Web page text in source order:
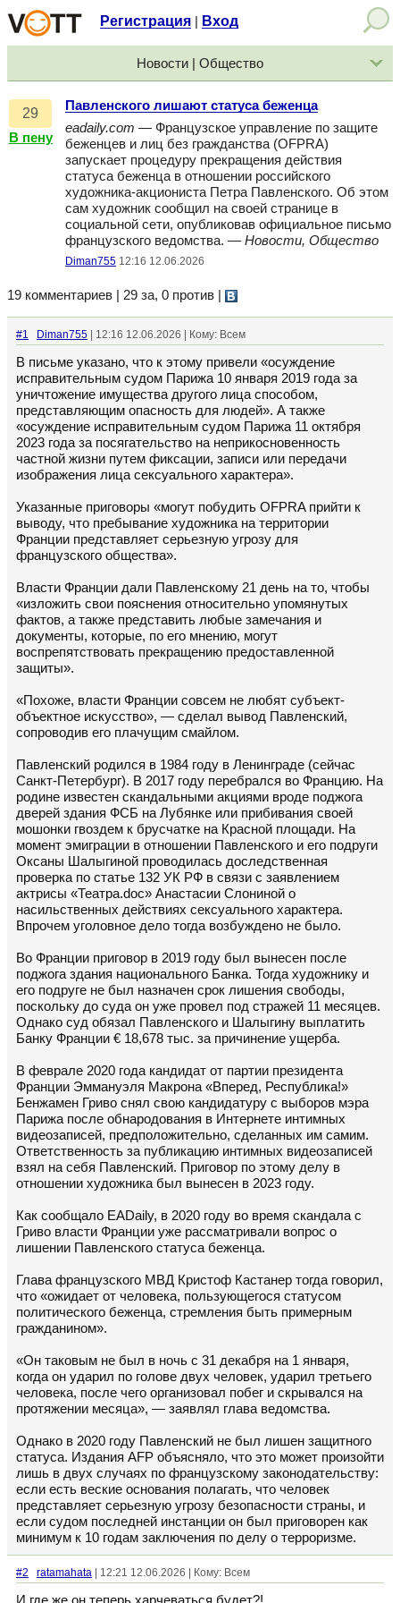
Регистрация Вход
Новости | Общество
29
В пену
Павленского лишают статуса беженца
eadaily.com — Французское управление по защите
беженцев и лиц без гражданства (OFPRA)
запускает процедуру прекращения действия
статуса беженца в отношении российского
художника-акциониста Петра Павленского. Об этом
сам художник сообщил на своей странице в
социальной сети, опубликовав официальное письмо
французского ведомства. — Новости, Общество
Diman755 12:16 12.06.2026
19 комментариев | 29 за, 0 против
#1 Diman755 | 12:16 12.06.2026 | Кому: Всем
В письме указано, что к этому привели «осуждение
исправительным судом Парижа 10 января 2019 года за
уничтожение имущества другого лица способом,
представляющим опасность для людей». А также
«осуждение исправительным судом Парижа 11 октября
2023 года за посягательство на неприкосновенность
частной жизни путем фиксации, записи или передачи
изображения лица сексуального характера».
Указанные приговоры «могут побудить OFPRA прийти к
выводу, что пребывание художника на территории
Франции представляет серьезную угрозу для
французского общества».
Власти Франции дали Павленскому 21 день на то, чтобы
«изложить свои пояснения относительно упомянутых
фактов, а также представить любые замечания и
документы, которые, по его мнению, могут
воспрепятствовать прекращению предоставленной
защиты».
«Похоже, власти Франции совсем не любят субъект-
объектное искусство», — сделал вывод Павленский,
сопроводив его плачущим смайлом.
Павленский родился в 1984 году в Ленинграде (сейчас
Санкт-Петербург). В 2017 году перебрался во Францию. На
родине известен скандальными акциями вроде поджога
дверей здания ФСБ на Лубянке или прибивания своей
мошонки гвоздем к брусчатке на Красной площади. На
момент эмиграции в отношении Павленского и его подруги
Оксаны Шалыгиной проводилась доследственная
проверка по статье 132 УК РФ в связи с заявлением
актрисы «Театра.doc» Анастасии Слониной о
насильственных действиях сексуального характера.
Впрочем уголовное дело тогда возбуждено не было.
Во Франции приговор в 2019 году был вынесен после
поджога здания национального Банка. Тогда художнику и
его подруге не был назначен срок лишения свободы,
поскольку до суда он уже провел под стражей 11 месяцев.
Однако суд обязал Павленского и Шалыгину выплатить
Банку Франции € 18,678 тыс. за причинение ущерба.
В феврале 2020 года кандидат от партии президента
Франции Эммануэля Макрона «Вперед, Республика!»
Бенжамен Гриво снял свою кандидатуру с выборов мэра
Парижа после обнародования в Интернете интимных
видеозаписей, предположительно, сделанных им самим.
Ответственность за публикацию интимных видеозаписей
взял на себя Павленский. Приговор по этому делу в
отношении художника был вынесен в 2023 году.
Как сообщало EADaily, в 2020 году во время скандала с
Гриво власти Франции уже рассматривали вопрос о
лишении Павленского статуса беженца.
Глава французского МВД Кристоф Кастанер тогда говорил,
что «ожидает от человека, пользующегося статусом
политического беженца, стремления быть примерным
гражданином».
«Он таковым не был в ночь с 31 декабря на 1 января,
когда он ударил по голове двух человек, ударил третьего
человека, после чего организовал побег и скрывался на
протяжении месяца», — заявлял глава ведомства.
Однако в 2020 году Павленский не был лишен защитного
статуса. Издания AFP объясняло, что это может произойти
лишь в двух случаях по французскому законодательству:
если есть веские основания полагать, что человек
представляет серьезную угрозу безопасности страны, и
если судом последней инстанции он был приговорен как
минимум к 10 годам заключения по делу о терроризме.
#2 ratamahata | 12:21 12.06.2026 | Кому: Всем